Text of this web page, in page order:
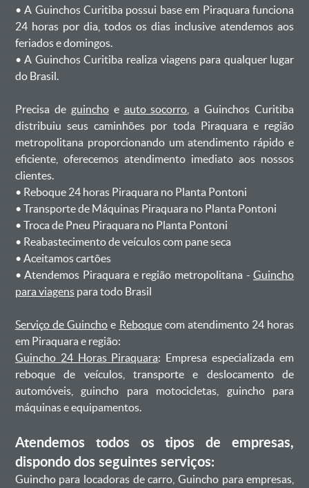
ㅤㅤ• A Guinchos Curitiba possui base em Piraquara funciona
24 horas por dia, todos os dias inclusive atendemos aos
feriados e domingos.
ㅤㅤ• A Guinchos Curitiba realiza viagens para qualquer lugar
do Brasil.
Precisa de guinchoe auto socorro , a Guinchos Curitiba
distribuiu seus caminhões por toda Piraquara e região
metropolitana proporcionando um atendimento rápido e
eficiente, oferecemos atendimento imediato aos nossos
clientes.
ㅤㅤ• Reboque 24 horas Piraquara no Planta Pontoni
ㅤㅤ• Transporte de Máquinas Piraquara no Planta Pontoni
ㅤㅤ• Troca de Pneu Piraquara no Planta Pontoni
ㅤㅤ• Reabastecimento de veículos com pane seca
ㅤㅤ• Aceitamos cartões
ㅤㅤ• Atendemos Piraquara e região metropolitana -Guincho
para viagenspara todo Brasil
Serviço de Guincho e Reboquecom atendimento 24 horas
em Piraquara e região:
Guincho 24 Horas Piraquara: Empresa especializada em
reboque de veículos, transporte e deslocamento de
automóveis, guincho para motocicletas, guincho para
máquinas e equipamentos.
Atendemos todos os tipos de empresas,
dispondo dos seguintes serviços:
Guincho para locadoras de carro, Guincho para empresas,